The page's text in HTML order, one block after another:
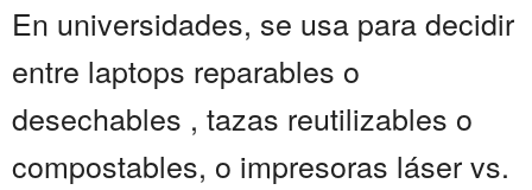
En universidades, se usa para decidir
entre laptops reparables o
desechables , tazas reutilizables o
compostables, o impresoras láser vs.